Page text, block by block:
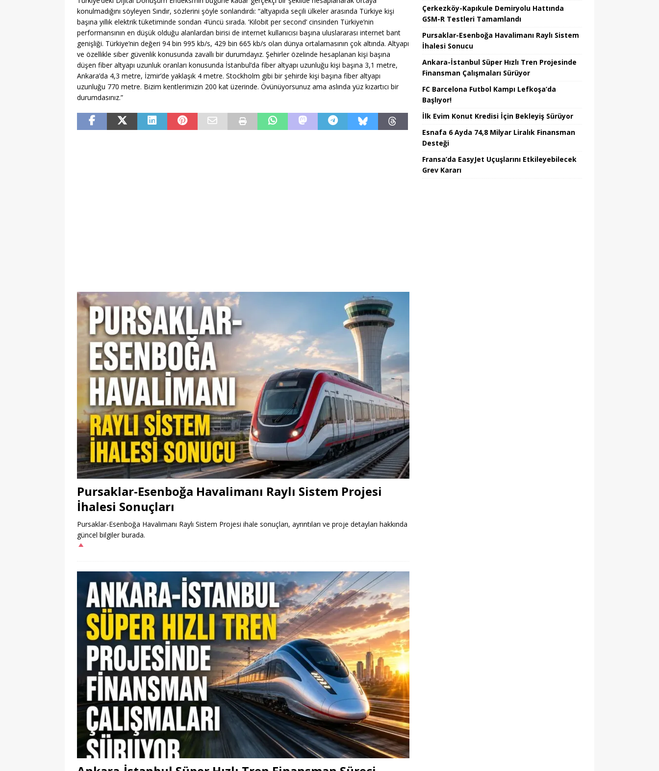
konulmadığını söyleyen Sındır, sözlerini şöyle sonlandırdı: “altyapıda seçili ülkeler arasında Türkiye kişi
başına yıllık elektrik tüketiminde sondan 4’üncü sırada. ‘Kilobit per second’ cinsinden Türkiye’nin
performansının en düşük olduğu alanlardan birisi de internet kullanıcısı başına uluslararası internet bant
genişliği. Türkiye’nin değeri 94 bin 995 kb/s, 429 bin 665 kb/s olan dünya ortalamasının çok altında. Altyapı
ve özellikle siber güvenlik konusunda zavallı bir durumdayız. Şehirler özelinde hesaplanan kişi başına
düşen fiber altyapı uzunluk oranları konusunda İstanbul’da fiber altyapı uzunluğu kişi başına 3,1 metre,
Ankara’da 4,3 metre, İzmir’de yaklaşık 4 metre. Stockholm gibi bir şehirde kişi başına fiber altyapı
uzunluğu 770 metre. Bizim kentlerimizin 200 kat üzerinde. Övünüyorsunuz ama aslında yüz kızartıcı bir
durumdasınız.”
Pursaklar-Esenboğa Havalimanı Raylı Sistem Projesi
İhalesi Sonuçları
Pursaklar-Esenboğa Havalimanı Raylı Sistem Projesi ihale sonuçları, ayrıntıları ve proje detayları hakkında
güncel bilgiler burada.
Çerkezköy-Kapıkule Demiryolu Hattında
GSM-R Testleri Tamamlandı
Pursaklar-Esenboğa Havalimanı Raylı Sistem
İhalesi Sonucu
Ankara-İstanbul Süper Hızlı Tren Projesinde
Finansman Çalışmaları Sürüyor
FC Barcelona Futbol Kampı Lefkoşa’da
Başlıyor!
İlk Evim Konut Kredisi İçin Bekleyiş Sürüyor
Esnafa 6 Ayda 74,8 Milyar Liralık Finansman
Desteği
Fransa’da EasyJet Uçuşlarını Etkileyebilecek
Grev Kararı